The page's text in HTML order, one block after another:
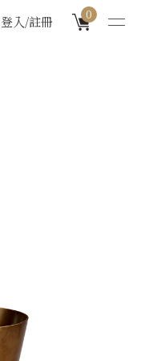
登入/註冊 0